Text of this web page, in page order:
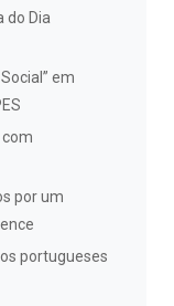
do Dia
em
por um
portugueses